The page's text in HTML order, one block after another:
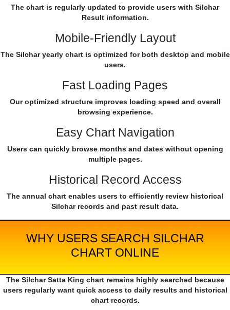
The chart is regularly updated to provide users with Silchar
Result information.
Mobile-Friendly Layout
The Silchar yearly chart is optimized for both desktop and mobile
users.
Fast Loading Pages
Our optimized structure improves loading speed and overall
browsing experience.
Easy Chart Navigation
Users can quickly browse months and dates without opening
multiple pages.
Historical Record Access
The annual chart enables users to efficiently review historical
Silchar records and past result data.
WHY USERS SEARCH SILCHAR
CHART ONLINE
The Silchar Satta King chart remains highly searched because
users regularly want quick access to daily results and historical
chart records.